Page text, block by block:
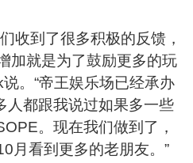
收到了很多积极的反馈，
加就是为了鼓励更多的玩
。“帝王娱乐场已经承办
人都跟我说过如果多一些
。现在我们做到了，
月看到更多的老朋友。”